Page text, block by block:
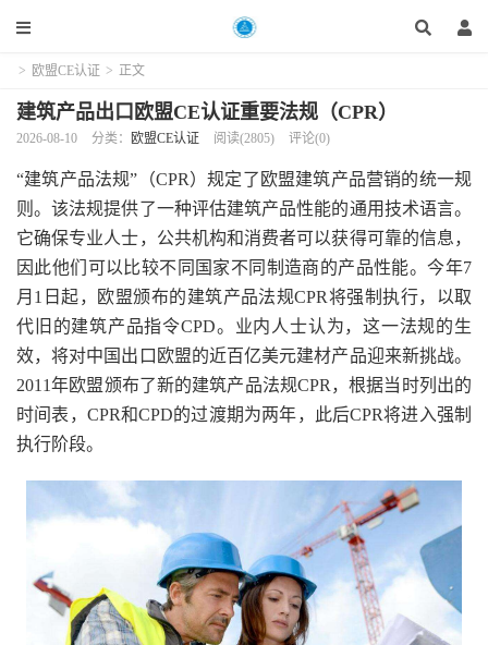
> 欧盟CE认证 > 正文
建筑产品出口欧盟CE认证重要法规（CPR）
2026-08-10 分类： 欧盟CE认证 阅读(2805) 评论(0)
“建筑产品法规”（CPR）规定了欧盟建筑产品营销的统一规
则。该法规提供了一种评估建筑产品性能的通用技术语言。
它确保专业人士，公共机构和消费者可以获得可靠的信息，
因此他们可以比较不同国家不同制造商的产品性能。今年7
月1日起，欧盟颁布的建筑产品法规CPR将强制执行，以取
代旧的建筑产品指令CPD。业内人士认为，这一法规的生
效，将对中国出口欧盟的近百亿美元建材产品迎来新挑战。
2011年欧盟颁布了新的建筑产品法规CPR，根据当时列出的
时间表，CPR和CPD的过渡期为两年，此后CPR将进入强制
执行阶段。